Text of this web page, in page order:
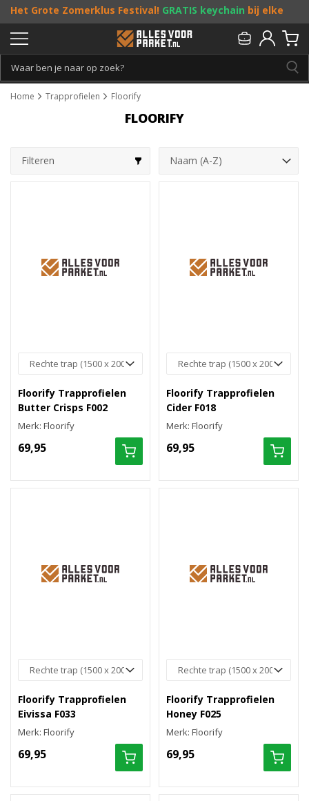
Het Grote Zomerklus Festival! GRATIS keychain bij elke
bestelling vanaf €25, entoffe acties! Doe je mee?
Persoonlijk & gratis advies:013 - 207 00 01
Home Trapprofielen Floorify
FLOORIFY
Filteren
Floorify Trapprofielen
Butter Crisps F002
Merk: Floorify
69,95
Floorify Trapprofielen
Cider F018
Merk: Floorify
69,95
Floorify Trapprofielen
Eivissa F033
Merk: Floorify
69,95
Floorify Trapprofielen
Honey F025
Merk: Floorify
69,95